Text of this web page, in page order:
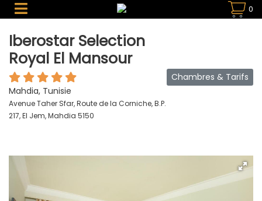
0
Iberostar Selection
Royal El Mansour
Mahdia, Tunisie
Avenue Taher Sfar, Route de la Corniche, B.P.
217, El Jem, Mahdia 5150
Chambres & Tarifs